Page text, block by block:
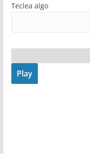
Teclea algo
Play